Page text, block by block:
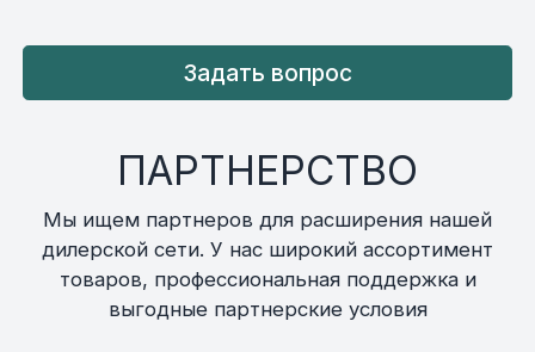
Задать вопрос
ПАРТНЕРСТВО
Мы ищем партнеров для расширения нашей
дилерской сети. У нас широкий ассортимент
товаров, профессиональная поддержка и
выгодные партнерские условия